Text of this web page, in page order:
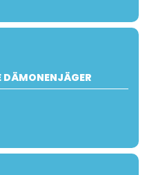
DÄMONENJÄGER